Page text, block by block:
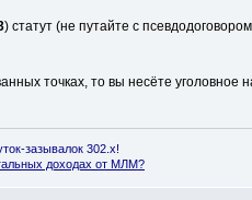
) статут (не путайте с
точках, то вы несёте уголовное
зазывалок 302.x!
доходах от МЛМ?